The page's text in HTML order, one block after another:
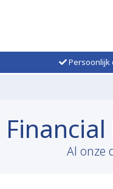
Persoonlijk
Al onze